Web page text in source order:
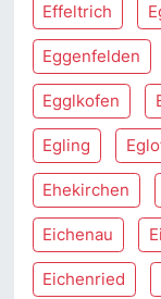
Effeltrich
Eggenfelden
Egglkofen
Egling
Ehekirchen
Eichenau
Eichenried